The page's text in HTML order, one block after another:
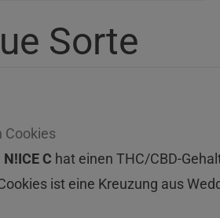
Sorte
Cookies
C hat einen THC/CBD-
ist eine Kreuzung aus